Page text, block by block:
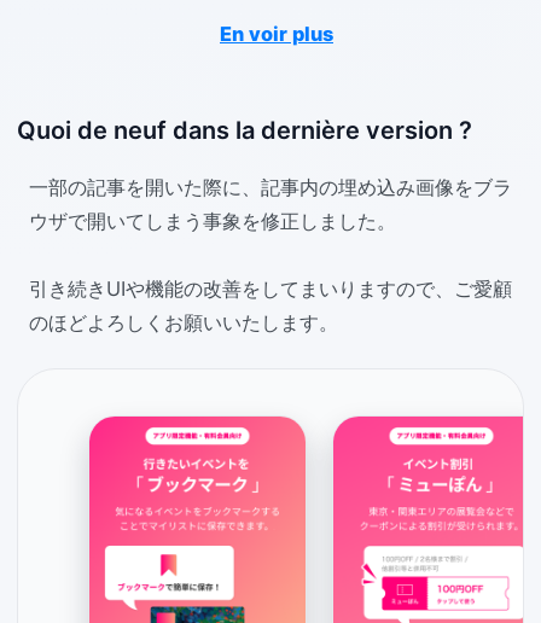
En voir plus
Quoi de neuf dans la dernière version ?
一部の記事を開いた際に、記事内の埋め込み画像をブラ
ウザで開いてしまう事象を修正しました。
引き続きUIや機能の改善をしてまいりますので、ご愛顧
のほどよろしくお願いいたします。